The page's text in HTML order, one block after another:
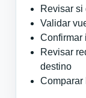
Revisar si
Validar
Confirmar
Revisar
destino
Comparar